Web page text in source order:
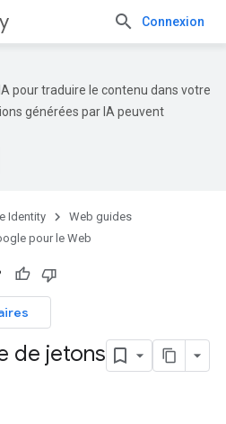
Connexion
pour traduire le contenu dans votre
générées par IA peuvent
Identity
Web guides
pour le Web
de jetons